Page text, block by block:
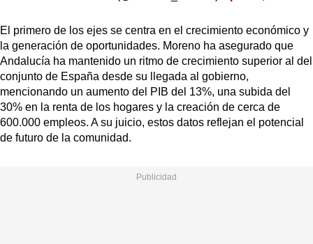
El primero de los ejes se centra en el crecimiento económico y
la generación de oportunidades. Moreno ha asegurado que
Andalucía ha mantenido un ritmo de crecimiento superior al del
conjunto de España desde su llegada al gobierno,
mencionando un aumento del PIB del 13%, una subida del
30% en la renta de los hogares y la creación de cerca de
600.000 empleos. A su juicio, estos datos reflejan el potencial
de futuro de la comunidad.